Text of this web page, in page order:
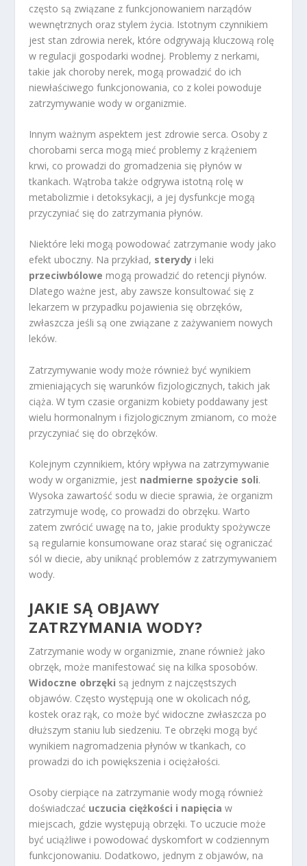
często są związane z funkcjonowaniem narządów
wewnętrznych oraz stylem życia. Istotnym czynnikiem
jest stan zdrowia nerek, które odgrywają kluczową rolę
w regulacji gospodarki wodnej. Problemy z nerkami,
takie jak choroby nerek, mogą prowadzić do ich
niewłaściwego funkcjonowania, co z kolei powoduje
zatrzymywanie wody w organizmie.
Innym ważnym aspektem jest zdrowie serca. Osoby z
chorobami serca mogą mieć problemy z krążeniem
krwi, co prowadzi do gromadzenia się płynów w
tkankach. Wątroba także odgrywa istotną rolę w
metabolizmie i detoksykacji, a jej dysfunkcje mogą
przyczyniać się do zatrzymania płynów.
Niektóre leki mogą powodować zatrzymanie wody jako
efekt uboczny. Na przykład, sterydy i leki
przeciwbólowe mogą prowadzić do retencji płynów.
Dlatego ważne jest, aby zawsze konsultować się z
lekarzem w przypadku pojawienia się obrzęków,
zwłaszcza jeśli są one związane z zażywaniem nowych
leków.
Zatrzymywanie wody może również być wynikiem
zmieniających się warunków fizjologicznych, takich jak
ciąża. W tym czasie organizm kobiety poddawany jest
wielu hormonalnym i fizjologicznym zmianom, co może
przyczyniać się do obrzęków.
Kolejnym czynnikiem, który wpływa na zatrzymywanie
wody w organizmie, jest nadmierne spożycie soli.
Wysoka zawartość sodu w diecie sprawia, że organizm
zatrzymuje wodę, co prowadzi do obrzęku. Warto
zatem zwrócić uwagę na to, jakie produkty spożywcze
są regularnie konsumowane oraz starać się ograniczać
sól w diecie, aby uniknąć problemów z zatrzymywaniem
wody.
JAKIE SĄ OBJAWY
ZATRZYMANIA WODY?
Zatrzymanie wody w organizmie, znane również jako
obrzęk, może manifestować się na kilka sposobów.
Widoczne obrzęki są jednym z najczęstszych
objawów. Często występują one w okolicach nóg,
kostek oraz rąk, co może być widoczne zwłaszcza po
dłuższym staniu lub siedzeniu. Te obrzęki mogą być
wynikiem nagromadzenia płynów w tkankach, co
prowadzi do ich powiększenia i ociężałości.
Osoby cierpiące na zatrzymanie wody mogą również
doświadczać uczucia ciężkości i napięcia w
miejscach, gdzie występują obrzęki. To uczucie może
być uciążliwe i powodować dyskomfort w codziennym
funkcjonowaniu. Dodatkowo, jednym z objawów, na